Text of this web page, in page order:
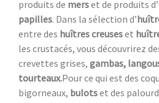
produits de merset de produits d’
papilles. Dans la sélection d’
entre des huîtres creuseset
les crustacés, vous découvrirez
crevettes grises, gambas,
tourteaux.Pour ce qui est des
bigorneaux, bulotset des